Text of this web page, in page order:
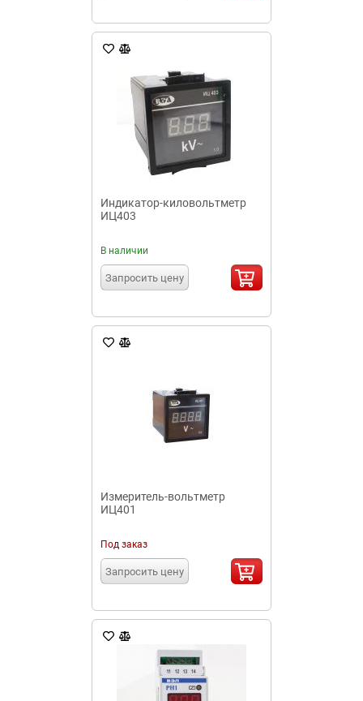
Индикатор-киловольтметр
ИЦ403
В наличии
Запросить цену
Измеритель-вольтметр
ИЦ401
Под заказ
Запросить цену